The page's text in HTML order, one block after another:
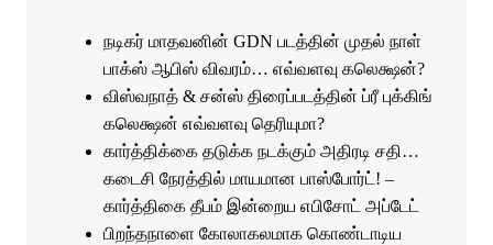
நடிகர் மாதவனின் GDN படத்தின் முதல் நாள்
பாக்ஸ் ஆபிஸ் விவரம்… எவ்வளவு கலெக்ஷன்?
விஸ்வநாத் & சன்ஸ் திரைப்படத்தின் ப்ரீ புக்கிங்
கலெக்ஷன் எவ்வளவு தெரியுமா?
கார்த்திக்கை தடுக்க நடக்கும் அதிரடி சதி…
கடைசி நேரத்தில் மாயமான பாஸ்போர்ட்! –
கார்த்திகை தீபம் இன்றைய எபிசோட் அப்டேட்
பிறந்தநாளை கோலாகலமாக கொண்டாடிய